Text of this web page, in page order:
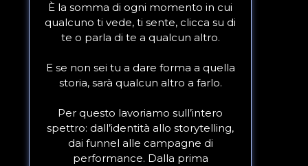
È la somma di ogni momento in cui
qualcuno ti vede, ti sente, clicca su di
te o parla di te a qualcun altro.
E se non sei tu a dare forma a quella
storia, sarà qualcun altro a farlo.
Per questo lavoriamo sull’intero
spettro: dall’identità allo storytelling,
dai funnel alle campagne di
performance. Dalla prima